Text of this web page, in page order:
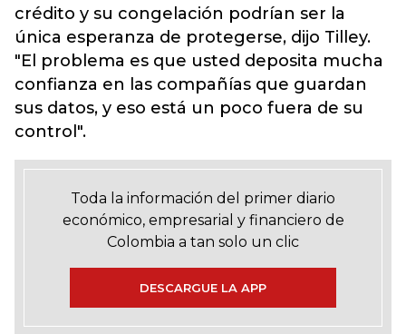
crédito y su congelación podrían ser la
única esperanza de protegerse, dijo Tilley.
"El problema es que usted deposita mucha
confianza en las compañías que guardan
sus datos, y eso está un poco fuera de su
control".
Toda la información del primer diario
económico, empresarial y financiero de
Colombia a tan solo un clic
DESCARGUE LA APP